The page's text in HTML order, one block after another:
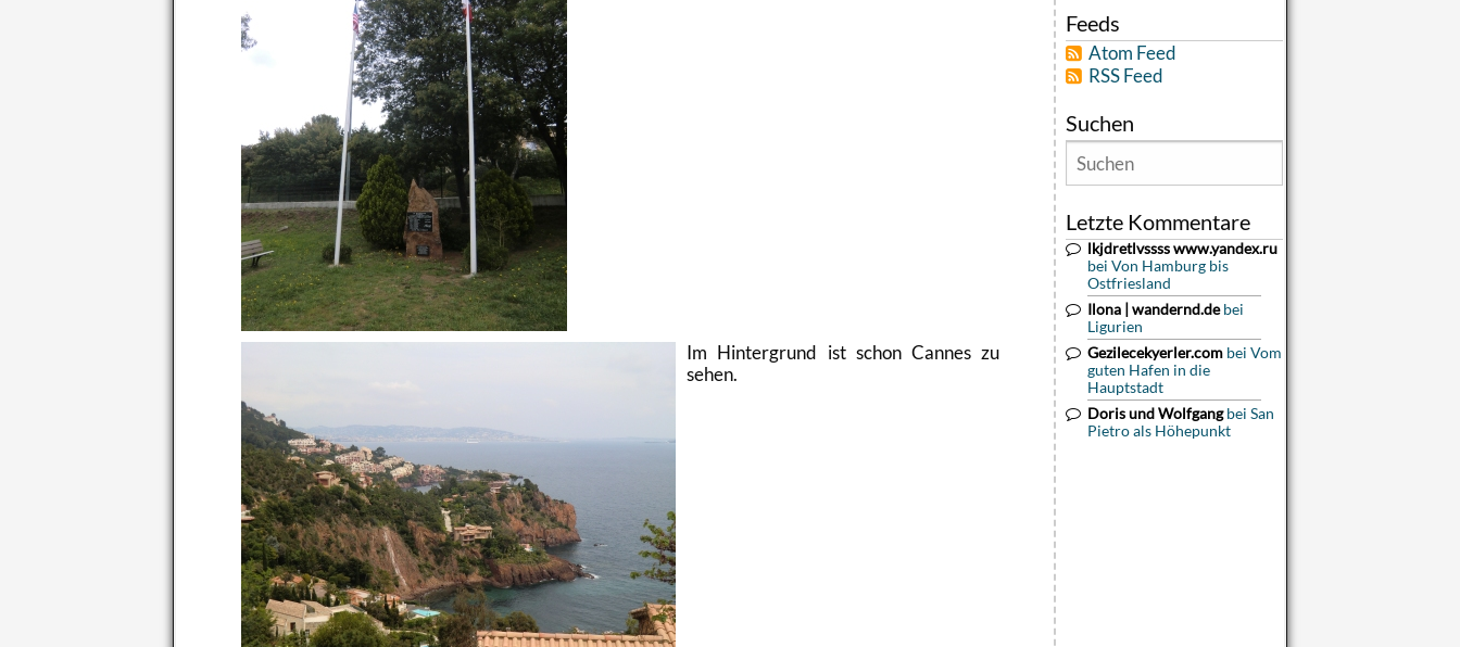
Im Hin­ter­grund ist schon Can­nes zu
sehen.
Feeds
Atom Feed
RSS Feed
Suchen
Letzte Kommentare
lkjdretlvssss www.yandex.ru
bei Von Hamburg bis
Ostfriesland
Ilona | wandernd.debei
Ligurien
Gezilecekyerler.com bei Vom
guten Hafen in die
Hauptstadt
Doris und Wolfgangbei San
Pietro als Höhepunkt